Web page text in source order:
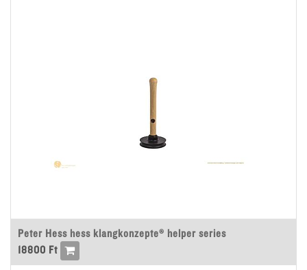
Peter Hess hess klangkonzepte® helper series
18800 Ft